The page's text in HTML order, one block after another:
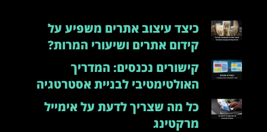
כיצד עיצוב אתרים משפיע על
קידום אתרים ושיעורי המרות?
קישורים נכנסים: המדריך
האולטימטיבי לבניית אסטרטגיה
כל מה שצריך לדעת על אימייל
מרקטינג